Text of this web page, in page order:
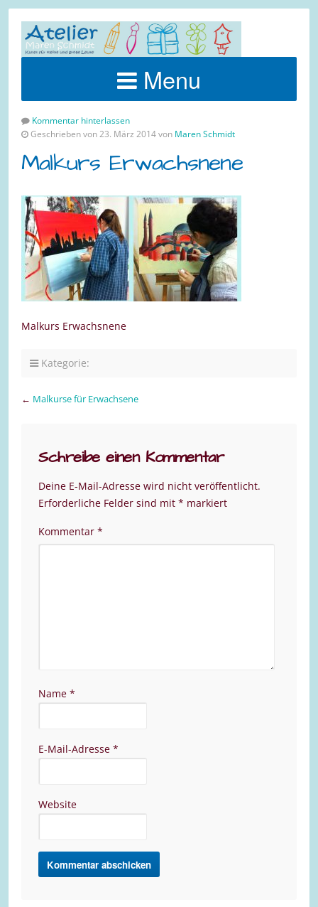
Menu
Kommentar hinterlassen
Geschrieben von 23. März 2014 von Maren Schmidt
Malkurs Erwachsnene
Malkurs Erwachsnene
Kategorie:
← Malkurse für Erwachsene
Schreibe einen Kommentar
Deine E-Mail-Adresse wird nicht veröffentlicht.
Erforderliche Felder sind mit * markiert
Kommentar *
Name *
E-Mail-Adresse *
Website